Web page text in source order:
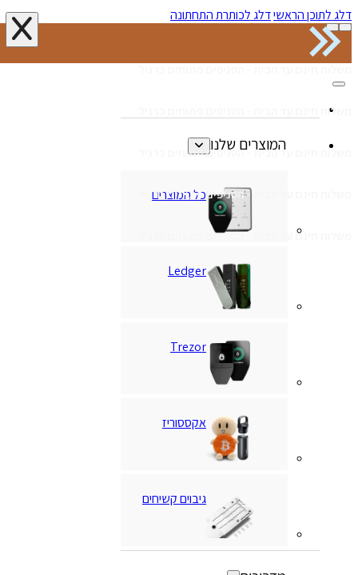
דלג לתוכן הראשידלג לכותרת התחתונה
משלוח חינם עד הבית - הסניפים פתוחים כרגיל
משלוח חינם עד הבית - הסניפים פתוחים כרגיל
משלוח חינם עד הבית - הסניפים פתוחים כרגיל
משלוח חינם עד הבית - הסניפים פתוחים כרגיל
המוצרים שלנו
כל המוצרים
Ledger
Trezor
אקססוריז
גיבוים קשיחים